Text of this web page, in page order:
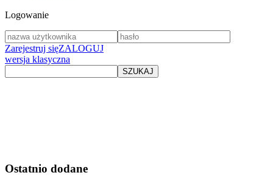
Logowanie
Zarejestruj sięZALOGUJ
wersja klasyczna
Ostatnio dodane